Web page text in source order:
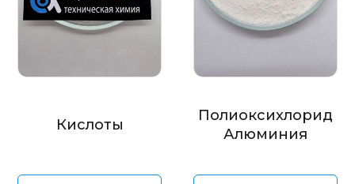
Кислоты
Полиоксихлорид
Алюминия